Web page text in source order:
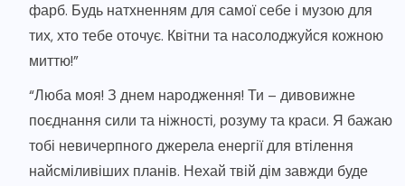
фарб. Будь натхненням для самої себе і музою для
тих, хто тебе оточує. Квітни та насолоджуйся кожною
миттю!”
“Люба моя! З днем народження! Ти – дивовижне
поєднання сили та ніжності, розуму та краси. Я бажаю
тобі невичерпного джерела енергії для втілення
найсміливіших планів. Нехай твій дім завжди буде